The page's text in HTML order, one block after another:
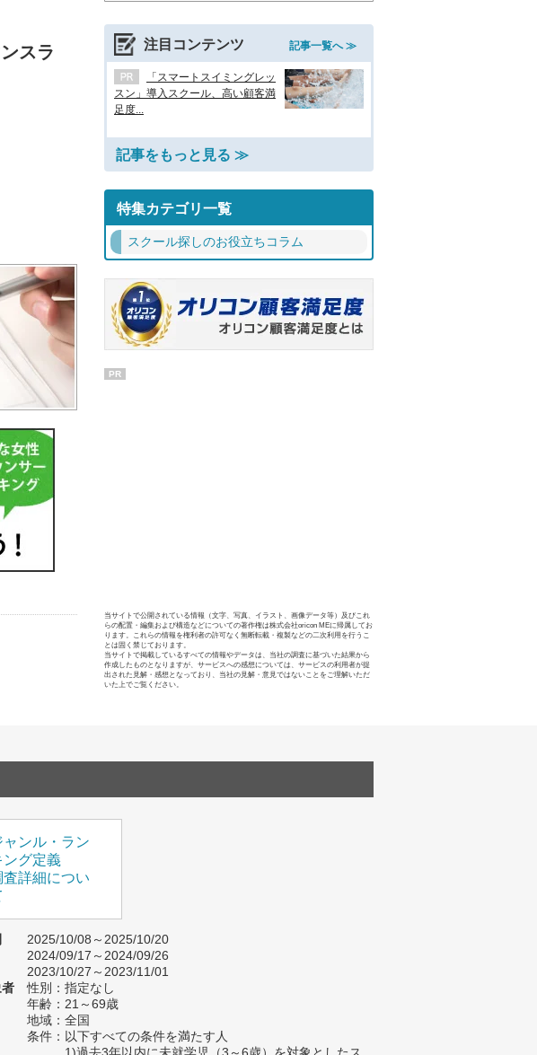
スラ
注目コンテンツ 記事一覧へ ≫
「スマートスイミングレッ
スン」導入スクール、高い顧客満
足度...
記事をもっと見る ≫
特集カテゴリ一覧
スクール探しのお役立ちコラム
PR
当サイトで公開されている情報（文字、写真、イラスト、画像データ等）及びこれ
らの配置・編集および構造などについての著作権は株式会社oricon MEに帰属してお
ります。これらの情報を権利者の許可なく無断転載・複製などの二次利用を行うこ
とは固く禁じております。
当サイトで掲載しているすべての情報やデータは、当社の調査に基づいた結果から
作成したものとなりますが、サービスへの感想については、サービスの利用者が提
出された見解・感想となっており、当社の見解・意見ではないことをご理解いただ
いた上でご覧ください。
ャンル・ラン
ング定義
査詳細につい
2025/10/08～2025/10/20
2024/09/17～2024/09/26
2023/10/27～2023/11/01
性別：指定なし
年齢：21～69歳
地域：全国
条件：以下すべての条件を満たす人